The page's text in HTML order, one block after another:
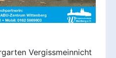
Vergissmeinnicht